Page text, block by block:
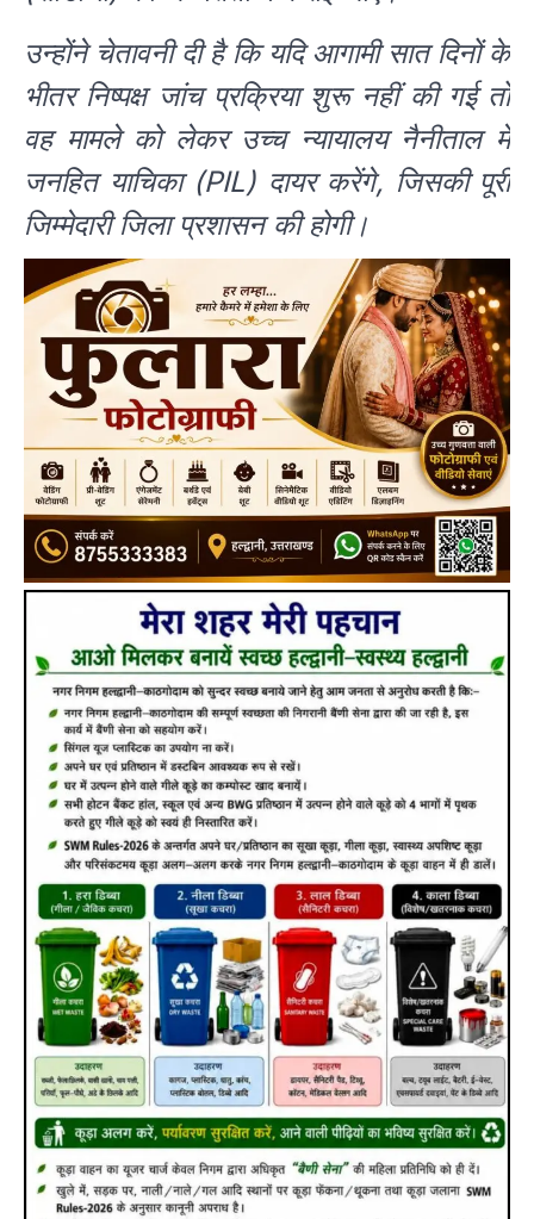
उन्होंने चेतावनी दी है कि यदि आगामी सात दिनों के
भीतर निष्पक्ष जांच प्रक्रिया शुरू नहीं की गई तो
वह मामले को लेकर उच्च न्यायालय नैनीताल में
जनहित याचिका (PIL) दायर करेंगे, जिसकी पूरी
जिम्मेदारी जिला प्रशासन की होगी।